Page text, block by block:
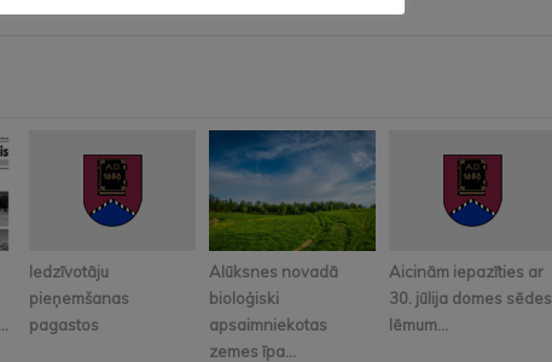
Iedzīvotāju
pieņemšanas
pagastos
Alūksnes novadā
bioloģiski
apsaimniekotas
zemes īpa...
Aicinām iepazīties ar
30. jūlija domes sēdes
lēmum...